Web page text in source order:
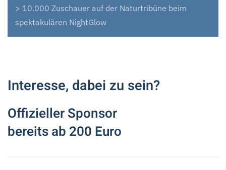
> 10.000 Zuschauer auf der Naturtribüne beim
spektakulären NightGlow
Interesse, dabei zu sein?
Offizieller Sponsor
bereits ab 200 Euro